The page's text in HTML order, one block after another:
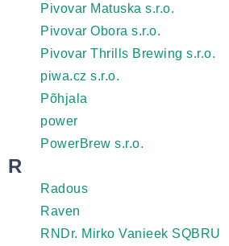
Pivovar Matuska s.r.o.
Pivovar Obora s.r.o.
Pivovar Thrills Brewing s.r.o.
piwa.cz s.r.o.
Põhjala
power
PowerBrew s.r.o.
R
Radous
Raven
RNDr. Mirko Vanieek SQBRU